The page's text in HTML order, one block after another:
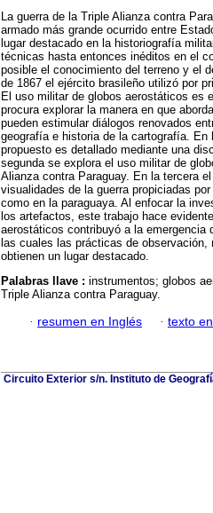
La guerra de la Triple Alianza contra
armado más grande ocurrido entre
lugar destacado en la historiografía
técnicas hasta entonces inéditos en el
posible el conocimiento del terreno y el
de 1867 el ejército brasileño utilizó por
El uso militar de globos aerostáticos es
procura explorar la manera en que
pueden estimular diálogos renovados
geografía e historia de la cartografía.
propuesto es detallado mediante una
segunda se explora el uso militar de
Alianza contra Paraguay. En la tercera
visualidades de la guerra propiciadas
como en la paraguaya. Al enfocar la
los artefactos, este trabajo hace
aerostáticos contribuyó a la
las cuales las prácticas de
obtienen un lugar destacado.
Palabras llave : instrumentos; globos
Triple Alianza contra Paraguay.
· resumen en Inglés · texto
Circuito Exterior s/n. Instituto de